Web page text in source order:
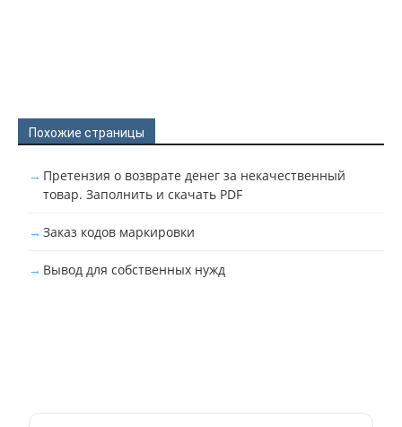
Похожие страницы
Претензия о возврате денег за некачественный
товар. Заполнить и скачать PDF
Заказ кодов маркировки
Вывод для собственных нужд